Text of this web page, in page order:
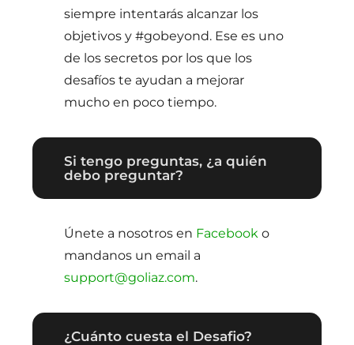
siempre intentarás alcanzar los
objetivos y #gobeyond. Ese es uno
de los secretos por los que los
desafíos te ayudan a mejorar
mucho en poco tiempo.
Si tengo preguntas, ¿a quién
debo preguntar?
Únete a nosotros en Facebook o
mandanos un email a
support@goliaz.com.
¿Cuánto cuesta el Desafio?